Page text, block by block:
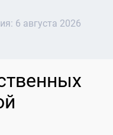
6 августа 2026